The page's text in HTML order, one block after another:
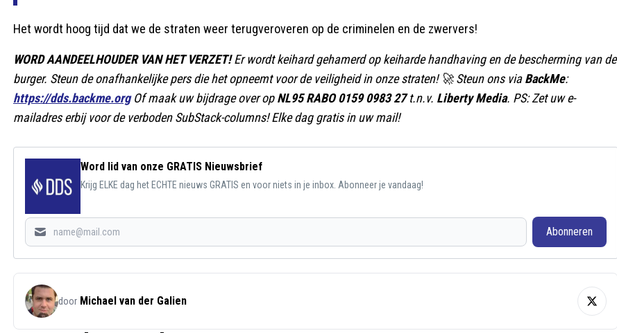
Het wordt hoog tijd dat we de straten weer terugveroveren op de criminelen en de zwervers!
WORD AANDEELHOUDER VAN HET VERZET! Er wordt keihard gehamerd op keiharde handhaving en de bescherming van de
burger. Steun de onafhankelijke pers die het opneemt voor de veiligheid in onze straten! 🚀 Steun ons viaBackMe:
https://dds.backme.orgOf maak uw bijdrage over opNL95 RABO 0159 0983 27t.n.v. Liberty Media. PS: Zet uw e-
mailadres erbij voor de verboden SubStack-columns! Elke dag gratis in uw mail!
Word lid van onze GRATIS Nieuwsbrief
Krijg ELKE dag het ECHTE nieuws GRATIS en voor niets in je inbox. Abonneer je vandaag!
Abonneren
door Michael van der Galien